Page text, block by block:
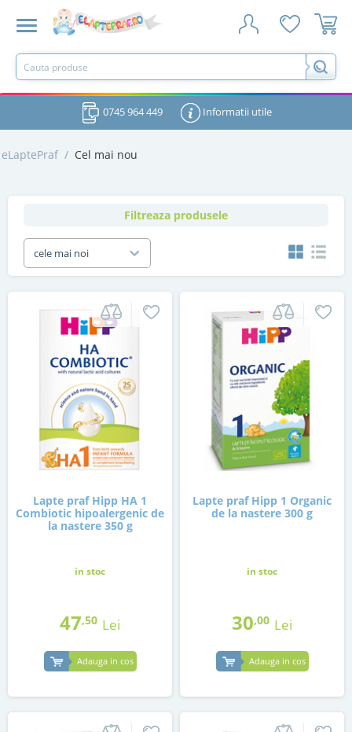
0745 964 449 Informatii utile
eLaptePraf / Cel mai nou
Filtreaza produsele
cele mai noi
Lapte praf Hipp HA 1
Combiotic hipoalergenic de
la nastere 350 g
in stoc
47,50 Lei
Adauga in cos
Lapte praf Hipp 1 Organic
de la nastere 300 g
in stoc
30,00 Lei
Adauga in cos